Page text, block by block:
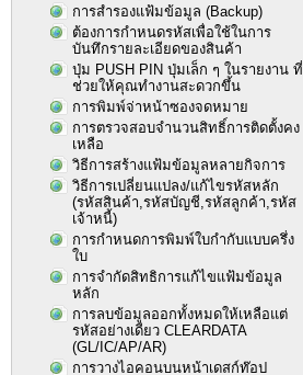
การสำรองแฟ้มข้อมูล (Backup)
ต้องการกำหนดรหัสเพื่อใช้ในการ
บันทึกรายละเอียดของสินค้า
ปุ่ม PUSH PIN ปุ่มเล็ก ๆ ในรายงาน ที่
ช่วยให้คุณทำงานสะดวกขึ้น
การพิมพ์จ่าหน้าซองจดหมาย
การตรวจสอบจำนวนสิทธิ์การติดตั้งคง
เหลือ
วิธีการสร้างแฟ้มข้อมูลหลายกิจการ
วิธีการเปลี่ยนแปลง/แก้ไขรหัสหลัก
(รหัสสินค้า,รหัสบัญชี,รหัสลูกค้า,รหัส
เจ้าหนี้)
การกำหนดการพิมพ์ใบกำกับแบบครึ่ง
ใบ
การจำกัดสิทธิการแก้ไขแฟ้มข้อมูล
หลัก
การลบข้อมูลออกทั้งหมดให้เหลือแต่
รหัสอย่างเดียว CLEARDATA
(GL/IC/AP/AR)
การวางไอคอนบนหน้าเดสก์ท๊อป